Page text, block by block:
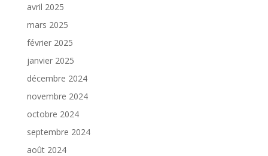
avril 2025
mars 2025
février 2025
janvier 2025
décembre 2024
novembre 2024
octobre 2024
septembre 2024
août 2024